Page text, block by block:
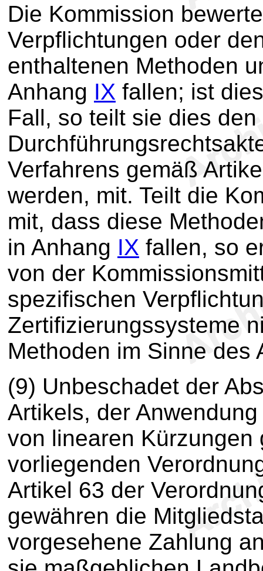
Die Kommission
Verpflichtungen oder
enthaltenen Methoden
Anhang IX fallen; ist
Fall, so teilt sie dies
Verfahrens gemäß
werden, mit. Teilt die
mit, dass diese
in Anhang IX fallen, so
von der
spezifischen
Zertifizierungssysteme
Methoden im Sinne des
(9) Unbeschadet der
Artikels, der
von linearen
vorliegenden
Artikel 63 der
gewähren die
vorgesehene Zahlung